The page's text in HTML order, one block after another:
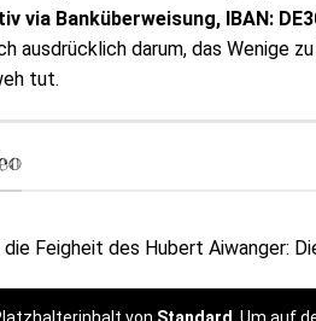
via Banküberweisung, IBAN:
ausdrücklich darum, das Wenige
tut.
Feigheit des Hubert Aiwanger: